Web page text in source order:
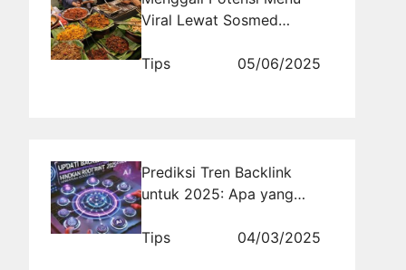
Viral Lewat Sosmed
Tips
05/06/2025
Prediksi Tren Backlink
untuk 2025: Apa yang
Tips
04/03/2025